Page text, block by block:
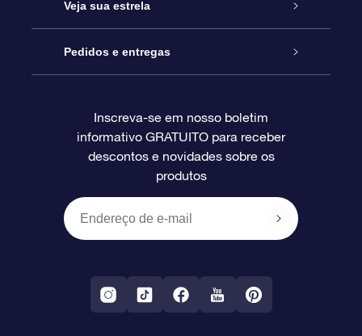
Entre em contato conosco
Blog
Avaliações
Presente estrelar on-line
Pacote de presente da OSR
O cartão de presente da OSR
Presentes corporativos
Veja sua estrela
Star Register
Página estelar personalizada
Um Milhão de Estrelas
OSR Starsaver
Aplicativo RV Fly me to the stars
Pedidos e entregas
Informações de pagamento
Política de devolução
Constelações
Inscreva-se em nosso boletim
informativo GRATUITO para receber
descontos e novidades sobre os
produtos